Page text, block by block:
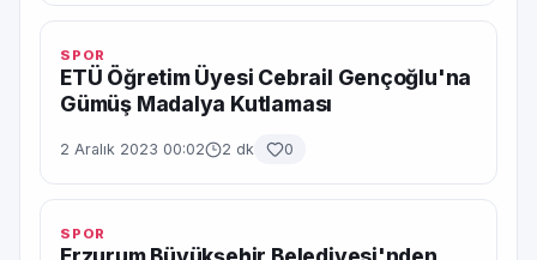
SPOR
ETÜ Öğretim Üyesi Cebrail Gençoğlu'na
Gümüş Madalya Kutlaması
2 Aralık 2023 00:02 2 dk 0
SPOR